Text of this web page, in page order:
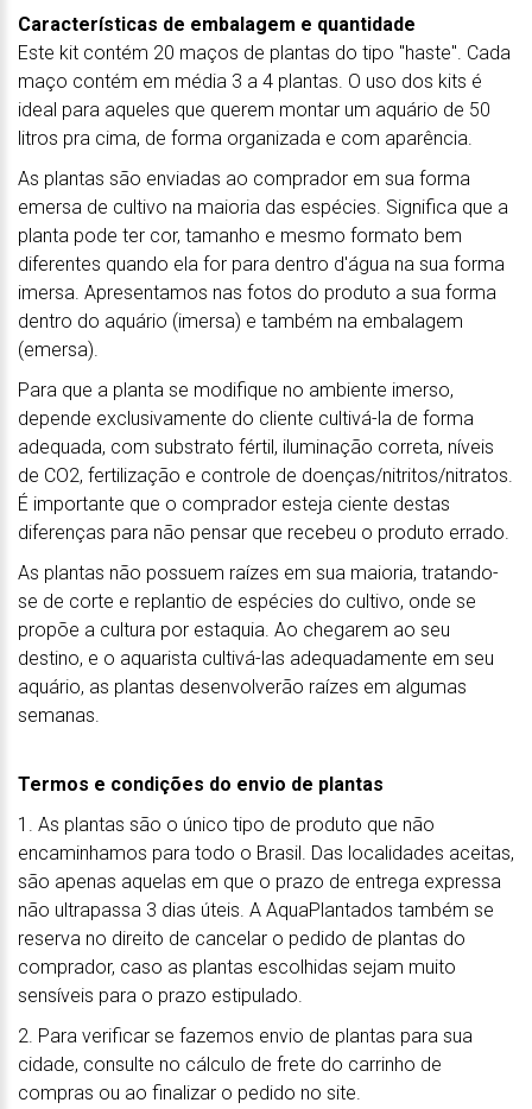
Características de embalagem e quantidade
Este kit contém 20 maços de plantas do tipo "haste". Cada
maço contém em média 3 a 4 plantas. O uso dos kits é
ideal para aqueles que querem montar um aquário de 50
litros pra cima, de forma organizada e com aparência.
As plantas são enviadas ao comprador em sua forma
emersa de cultivo na maioria das espécies. Significa que a
planta pode ter cor, tamanho e mesmo formato bem
diferentes quando ela for para dentro d'água na sua forma
imersa. Apresentamos nas fotos do produto a sua forma
dentro do aquário (imersa) e também na embalagem
(emersa).
Para que a planta se modifique no ambiente imerso,
depende exclusivamente do cliente cultivá-la de forma
adequada, com substrato fértil, iluminação correta, níveis
de CO2, fertilização e controle de doenças/nitritos/nitratos.
É importante que o comprador esteja ciente destas
diferenças para não pensar que recebeu o produto errado.
As plantas não possuem raízes em sua maioria, tratando-
se de corte e replantio de espécies do cultivo, onde se
propõe a cultura por estaquia. Ao chegarem ao seu
destino, e o aquarista cultivá-las adequadamente em seu
aquário, as plantas desenvolverão raízes em algumas
semanas.
Termos e condições do envio de plantas
1. As plantas são o único tipo de produto que não
encaminhamos para todo o Brasil. Das localidades aceitas,
são apenas aquelas em que o prazo de entrega expressa
não ultrapassa 3 dias úteis. A AquaPlantados também se
reserva no direito de cancelar o pedido de plantas do
comprador, caso as plantas escolhidas sejam muito
sensíveis para o prazo estipulado.
2. Para verificar se fazemos envio de plantas para sua
cidade, consulte no cálculo de frete do carrinho de
compras ou ao finalizar o pedido no site.